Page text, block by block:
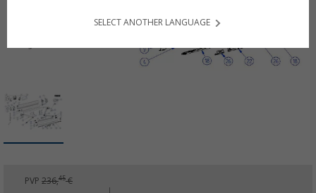
PVP 236,45€
SELECT ANOTHER LANGUAGE